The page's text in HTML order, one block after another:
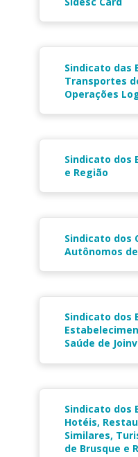
Sindicato das
Transportes
Operações
Sindicato dos
e Região
Sindicato dos
Autônomos
Sindicato dos
Saúde de
Sindicato dos
Hotéis,
Similares,
de Brusque e